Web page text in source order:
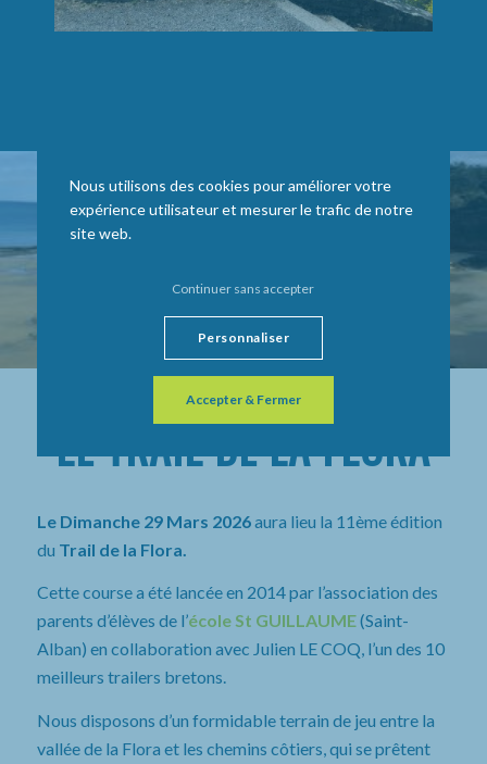
LE TRAIL DE LA FLORA
Le Dimanche 29 Mars 2026aura lieu la 11ème édition
du Trail de la Flora.
Cette course a été lancée en 2014 par l’association des
parents d’élèves de l’école St GUILLAUME(Saint-
Alban) en collaboration avec Julien LE COQ, l’un des 10
meilleurs trailers bretons.
Nous disposons d’un formidable terrain de jeu entre la
vallée de la Flora et les chemins côtiers, qui se prêtent
Nous utilisons des cookies pour améliorer votre
expérience utilisateur et mesurer le trafic de notre
site web.
Accepter & Fermer
Continuer sans accepter
Personnaliser